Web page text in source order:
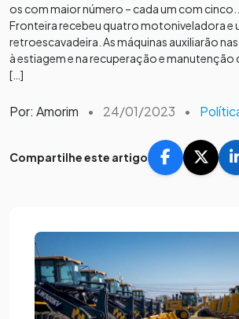
os com maior número – cada um com cinco.
Fronteira recebeu quatro motoniveladora e
retroescavadeira. As máquinas auxiliarão
à estiagem e na recuperação e manutenção
[…]
Por: Amorim • 24/01/2023 •
Compartilhe este artigo